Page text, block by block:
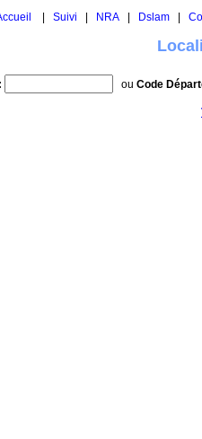
Suivi NRA Dslam
ou Code